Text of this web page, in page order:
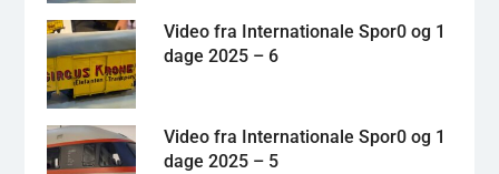
Video fra Internationale Spor0 og 1
dage 2025 – 6
Video fra Internationale Spor0 og 1
dage 2025 – 5